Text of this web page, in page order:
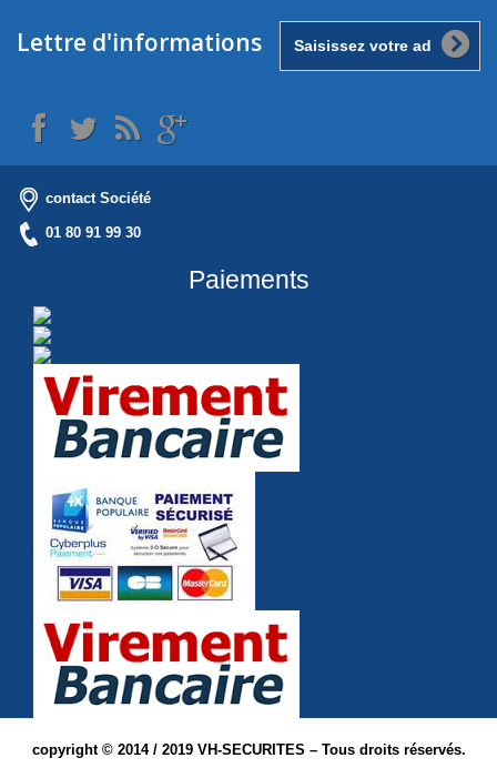
Lettre d'informations
contact Société
01 80 91 99 30
Paiements
copyright © 2014 / 2019 VH-SECURITES – Tous droits réservés.